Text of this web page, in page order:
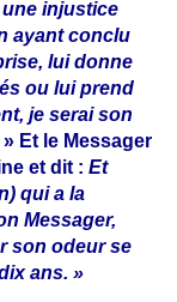
injustice
ayant conclu
lui donne
ou lui prend
je serai son
» Et le Messager
et dit : Et
qui a la
Messager,
son odeur se
ans. »